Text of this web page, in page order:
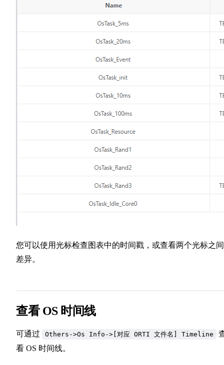
您可以使用光标检查图表中的时间戳，或查看两个光标之
差异。
查看 OS 时间线
可通过 Others->Os Info->[对应 ORTI 文件名] Timeline
看 OS 时间线。